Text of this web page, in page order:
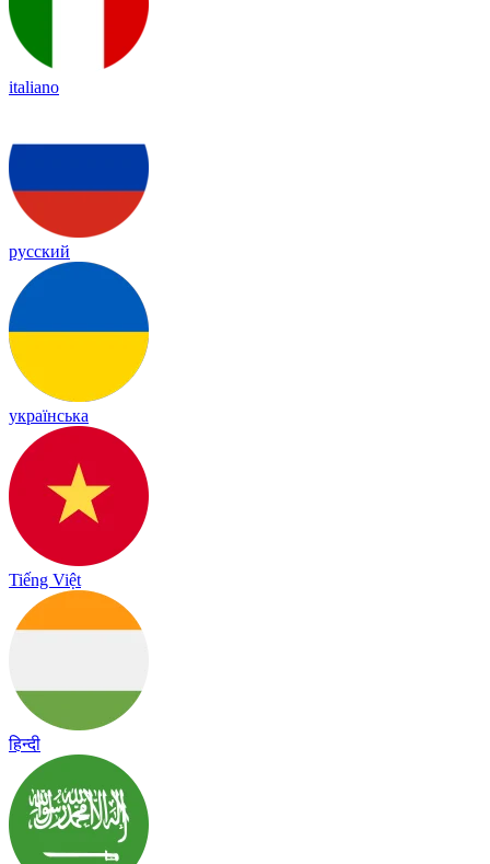
italiano
русский
українська
Tiếng Việt
हिन्दी